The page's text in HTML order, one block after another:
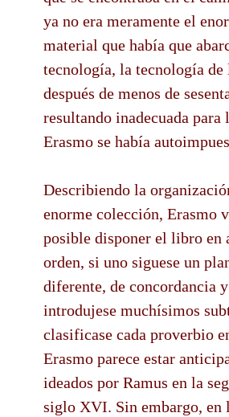
ya no era meramente el
material que había que
tecnología, la tecnología de
después de menos de
resultando inadecuada para
Erasmo se había
Describiendo la
enorme colección, Erasmo
posible disponer el libro en
orden, si uno siguese un
diferente, de concordancia
introdujese muchísimos
clasificase cada proverbio
Erasmo parece estar
ideados por Ramus en la
siglo XVI. Sin embargo, en